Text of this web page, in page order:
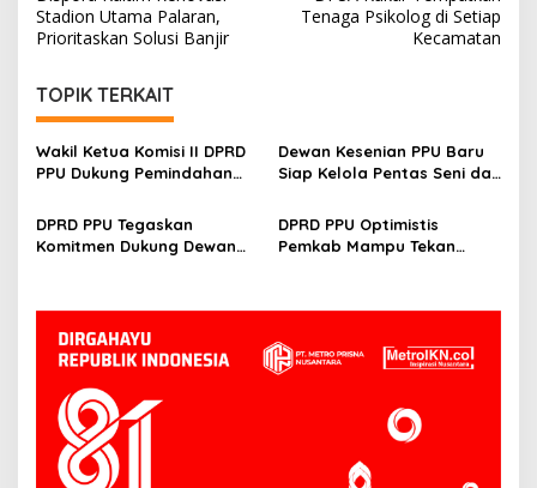
pos
Stadion Utama Palaran,
Prioritaskan Solusi Banjir
Tenaga Psikolog di Setiap
Kecamatan
TOPIK TERKAIT
Wakil Ketua Komisi II DPRD
PPU Dukung Pemindahan
UMKM ke Depan Stadion
Panglima Sentik
Dewan Kesenian PPU Baru
Siap Kelola Pentas Seni dan
Baik, Kenapa Tidak
DPRD PPU Tegaskan
Komitmen Dukung Dewan
DPRD PPU Optimistis
Pemkab Mampu Tekan
O Persen